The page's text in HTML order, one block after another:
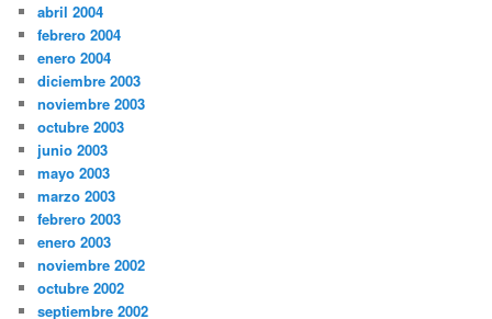
abril 2004
febrero 2004
enero 2004
diciembre 2003
noviembre 2003
octubre 2003
junio 2003
mayo 2003
marzo 2003
febrero 2003
enero 2003
noviembre 2002
octubre 2002
septiembre 2002